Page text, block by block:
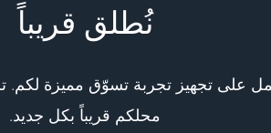
نُطلق قريباً
على تجهيز تجربة تسوّق مميزة لكم.
محلكم قريباً بكل جديد.